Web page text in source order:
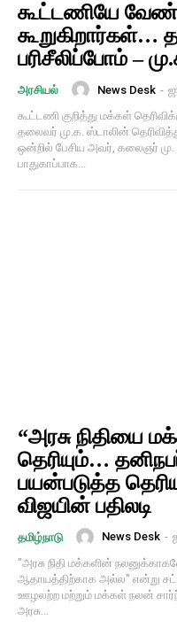
கூட்டணியே
கூறுகிறார்கள்…
பரிசீலிப்போம் –
அரசியல் News Desk -
கூட்டணி குறித்து மக்கள்
தலைவர் மு.க. ஸ்டாலின்
ஒன்றில் பேசிய அவர், கலைஞர்
பாதுகாப்பாக...
“அரசு நிதியை
தெரியும்…
பயன்படுத்த
விஜயின் பதிலடி
தமிழ்நாடு News Desk -
"அரசு நிதி மக்களின்
ஆதாயத்திற்காக அல்ல" என்று
ஊழலற்ற மற்றும் மக்கள் நலன்
அரசு...